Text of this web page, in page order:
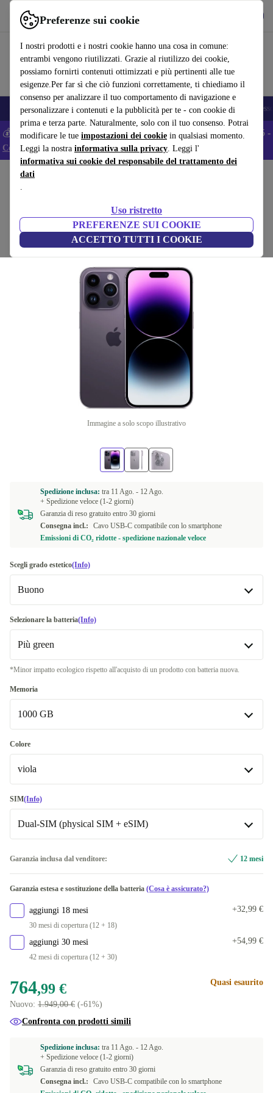
Preferenze sui cookie
I nostri prodotti e i nostri cookie hanno una cosa in comune:
entrambi vengono riutilizzati. Grazie al riutilizzo dei cookie,
possiamo fornirti contenuti ottimizzati e più pertinenti alle tue
esigenze.Per far sì che ciò funzioni correttamente, ti chiediamo il
consenso per analizzare il tuo comportamento di navigazione e
personalizzare i contenuti e la pubblicità per te - con cookie di
prima e terza parte. Naturalmente, solo con il tuo consenso. Potrai
modificare le tue impostazioni dei cookie in qualsiasi momento.
Leggi la nostra informativa sulla privacy. Leggi l'
informativa sui cookie del responsabile del trattamento dei
dati
.
Uso ristretto
PREFERENZE SUI COOKIE
ACCETTO TUTTI I COOKIE
Usa refurbed in modo rapido e semplice
🎒 Back to school Smartphone Portatili Tablet Smartwatch
💰 Extra -5% su tutti gli smartphone Android - Codice: ANDROID5 -
Condizioni
Home
1 TB | Dual-SIM (eSIM, Nano-SIM) | viola 764,99 €
Nuovo: 1.949,00 €
Immagine a solo scopo illustrativo
Spedizione inclusa: tra 11 Ago. - 12 Ago.
+ Spedizione veloce (1-2 giorni)
Garanzia di reso gratuito entro 30 giorni
Consegna incl.:
Cavo USB-C compatibile con lo smartphone
Emissioni di CO₂ ridotte - spedizione nazionale veloce
Scegli grado estetico(Info)
Buono
Buono
Molto buono +48,01 €
Ottimo Più venduto +220,01 €
Premium Come nuovo +135,01 €
Selezionare la batteria(Info)
Più green
Più green
Nuova -305,00 €
*Minor impatto ecologico rispetto all'acquisto di un prodotto con batteria nuova.
Memoria
1000 GB
128 GB
256 GB -277,00 €
512 GB
1000 GB
Colore
viola
viola
nero +35,01 €
SIM(Info)
Dual-SIM (physical SIM + eSIM)
Disponibile in altre combinazioni
Dual-SIM (2 eSIMs)
Garanzia inclusa dal venditore: 12 mesi
Garanzia estesa e sostituzione della batteria (Cosa è assicurato?)
aggiungi 18 mesi
30 mesi di copertura (12 + 18)
+32,99 €
aggiungi 30 mesi
42 mesi di copertura (12 + 30)
+54,99 €
764,99 €
Nuovo: 1.949,00 € (-61%)
Quasi esaurito
Confronta con prodotti simili
Spedizione inclusa: tra 11 Ago. - 12 Ago.
+ Spedizione veloce (1-2 giorni)
Garanzia di reso gratuito entro 30 giorni
Consegna incl.:
Cavo USB-C compatibile con lo smartphone